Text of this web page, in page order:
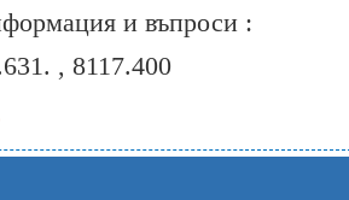
и въпроси :
, 8117.400